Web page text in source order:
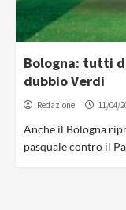
Bologna: tutti
dubbio Verdi
Redazione 11/04/
Anche il Bologna
pasquale contro il